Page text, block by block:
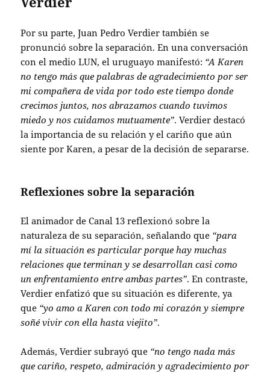
Por su parte, Juan Pedro Verdier también se
pronunció sobre la separación. En una conversación
con el medio LUN, el uruguayo manifestó: “A Karen
no tengo más que palabras de agradecimiento por ser
mi compañera de vida por todo este tiempo donde
crecimos juntos, nos abrazamos cuando tuvimos
miedo y nos cuidamos mutuamente”. Verdier destacó
la importancia de su relación y el cariño que aún
siente por Karen, a pesar de la decisión de separarse.
Reflexiones sobre la separación
El animador de Canal 13 reflexionó sobre la
naturaleza de su separación, señalando que “para
mí la situación es particular porque hay muchas
relaciones que terminan y se desarrollan casi como
un enfrentamiento entre ambas partes”. En contraste,
Verdier enfatizó que su situación es diferente, ya
que “yo amo a Karen con todo mi corazón y siempre
soñé vivir con ella hasta viejito”.
Además, Verdier subrayó que “no tengo nada más
que cariño, respeto, admiración y agradecimiento por